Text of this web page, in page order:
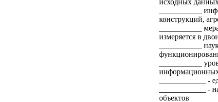
исходных
___________
конструкций,
___________
измеряется в
___________
___________
информационных
____________
____________ -
объектов